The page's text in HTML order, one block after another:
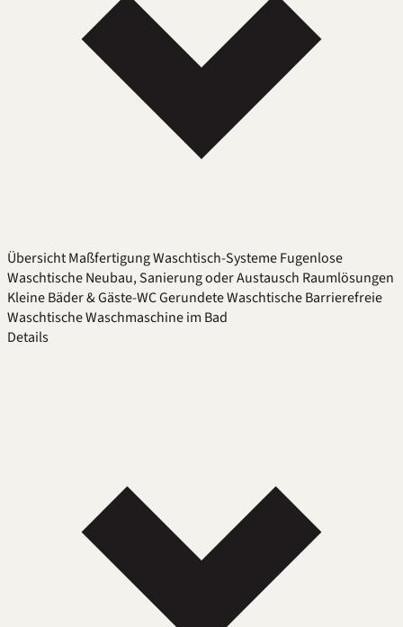
ÜbersichtMaßfertigungWaschtisch-SystemeFugenlose
WaschtischeNeubau, Sanierung oder Austausch Raumlösungen
Kleine Bäder & Gäste-WCGerundete WaschtischeBarrierefreie
WaschtischeWaschmaschine im Bad
Details